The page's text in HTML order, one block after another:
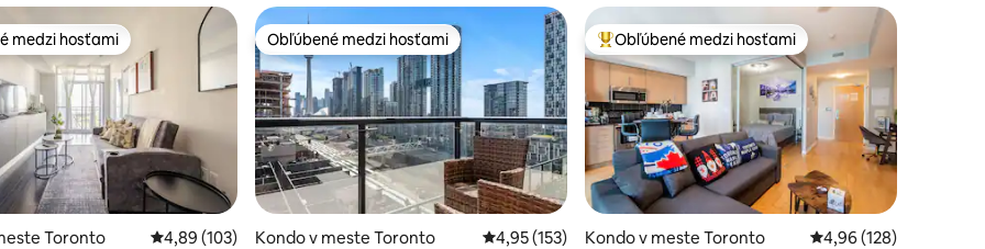
z 5, počet hodnotení: 115
medzi hosťami
medzi hosťami
Toronto Priemerné ohodnotenie 4,89 z 5, počet hodnotení: 103
4,89 (103)
Obľúbené medzi hosťami
Obľúbené medzi hosťami
Kondo v meste Toronto Priemerné ohodnotenie 4,95 z 5, počet hodnotení: 153
4,95 (153)
Najobľúbenejšie medzi hosťami
Obľúbené medzi hosťami
Kondo v meste Toronto Priemerné
4,96 (128)